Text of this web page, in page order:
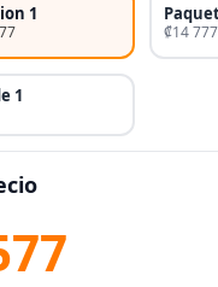
1
₡14 777
1